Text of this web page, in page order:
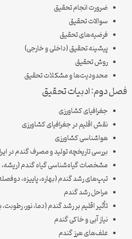
ضرورت انجام تحقیق
سوالات تحقیق
فرضیه‌های تحقیق
پیشینه تحقیق (داخلی و خارجی)
روش تحقیق
محدودیت‌ها و مشکلات تحقیق
فصل دوم: ادبیات تحقیق
جغرافیای کشاورزی
نقش اقلیم در جغرافیای کشاورزی
هواشناسی کشاورزی
بررسی تاریخچه تولید و مصرف گندم در
مشخصات گیاه‌شناسی گیاه گندم (ریشه،
تیپ‌های رشد گندم (بهاره، پاییزه،
مراحل رشد گندم
تأثیر اقلیم بر رشد گندم (دما، نور، رطوبت،
نیاز آبی و خاکی گندم
علف‌های هرز گندم